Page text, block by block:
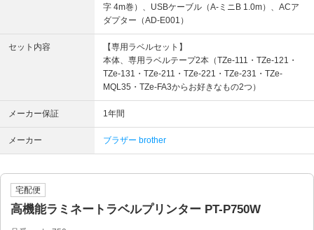
字 4m巻）、USBケーブル（A-ミニB 1.0m）、ACア
ダプター（AD-E001）
セット内容
【専用ラベルセット】
本体、専用ラベルテープ2本（TZe-111・TZe-121・
TZe-131・TZe-211・TZe-221・TZe-231・TZe-
MQL35・TZe-FA3からお好きなもの2つ）
メーカー保証 1年間
メーカー ブラザー brother
宅配便
高機能ラミネートラベルプリンター PT-P750W